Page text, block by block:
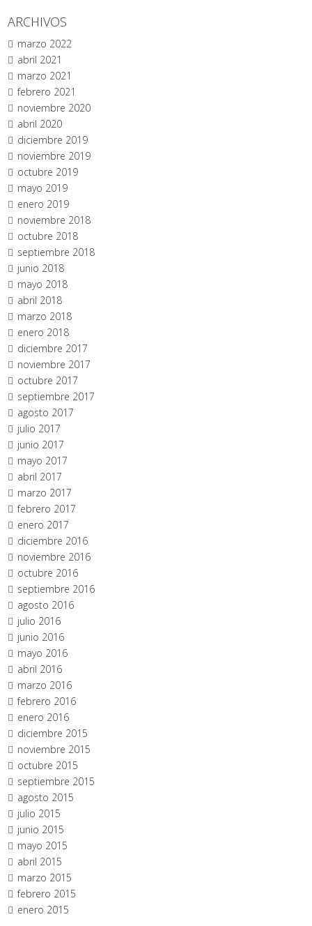
ARCHIVOS
marzo 2022
abril 2021
marzo 2021
febrero 2021
noviembre 2020
abril 2020
diciembre 2019
noviembre 2019
octubre 2019
mayo 2019
enero 2019
noviembre 2018
octubre 2018
septiembre 2018
junio 2018
mayo 2018
abril 2018
marzo 2018
enero 2018
diciembre 2017
noviembre 2017
octubre 2017
septiembre 2017
agosto 2017
julio 2017
junio 2017
mayo 2017
abril 2017
marzo 2017
febrero 2017
enero 2017
diciembre 2016
noviembre 2016
octubre 2016
septiembre 2016
agosto 2016
julio 2016
junio 2016
mayo 2016
abril 2016
marzo 2016
febrero 2016
enero 2016
diciembre 2015
noviembre 2015
octubre 2015
septiembre 2015
agosto 2015
julio 2015
junio 2015
mayo 2015
abril 2015
marzo 2015
febrero 2015
enero 2015